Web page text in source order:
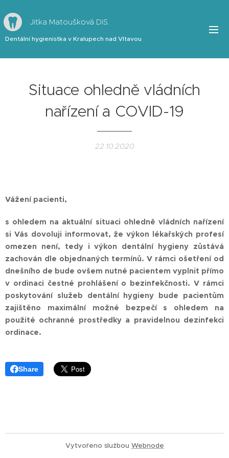
Jitka Matoušková DiS.
Dentální hygienistka v Kralupech nad Vltavou
Situace ohledně vládních
nařízení a COVID-19
22.10.2020
Vážení pacienti,
s ohledem na aktuální situaci ohledně vládních nařízení
si Vás dovoluji informovat, že výkon lékařských profesí
omezen není, tedy i výkon dentální hygieny zůstává
zachován dle objednaných termínů. V rámci ošetření od
dnešního de bude ovšem nutné pacientem vyplnit přímo
v ordinaci čestné prohlášení o bezinfekčnosti. V rámci
poskytování služeb dentální hygieny bude pacientům
zajištěno maximální možné bezpečí s ohledem na
použité ochranné prostředky a pravidelnou dezinfekci
ordinace.
Share
Vytvořeno službou Webnode